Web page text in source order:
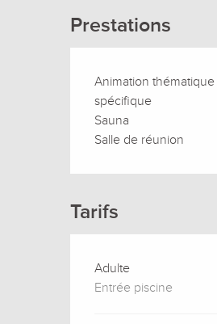
Prestations
Animation thématique
spécifique
Sauna
Salle de réunion
Tarifs
Adulte
Entrée piscine